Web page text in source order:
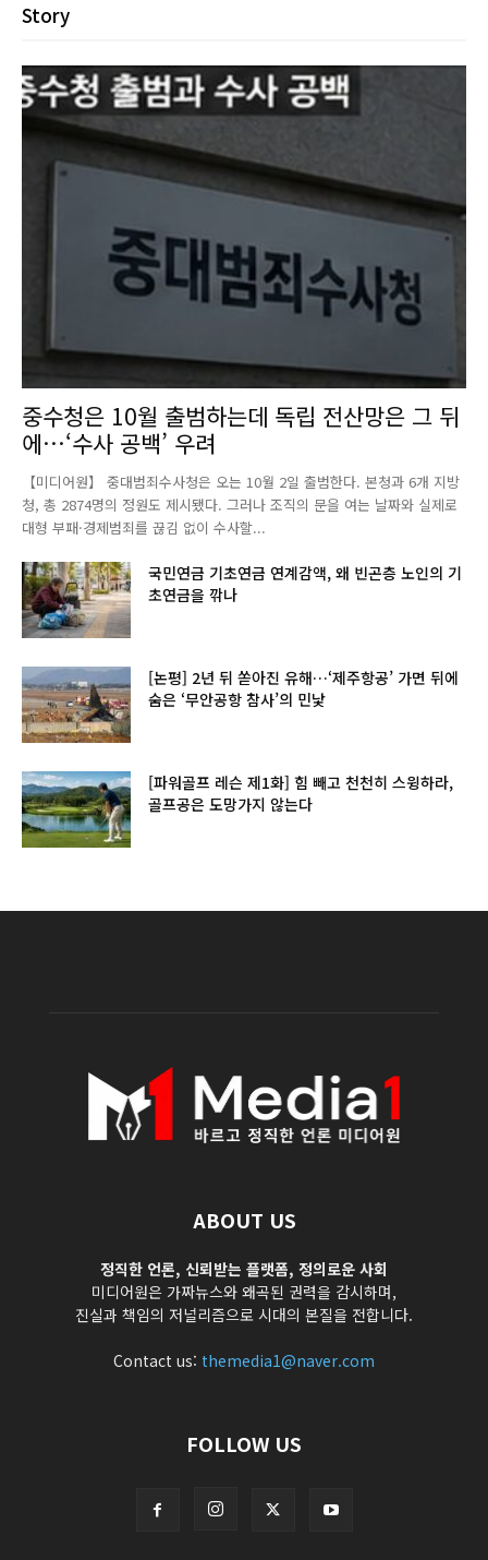
Story
중수청은 10월 출범하는데 독립 전산망은 그 뒤
에…‘수사 공백’ 우려
【미디어원】 중대범죄수사청은 오는 10월 2일 출범한다. 본청과 6개 지방
청, 총 2874명의 정원도 제시됐다. 그러나 조직의 문을 여는 날짜와 실제로
대형 부패·경제범죄를 끊김 없이 수사할...
국민연금 기초연금 연계감액, 왜 빈곤층 노인의 기
초연금을 깎나
[논평] 2년 뒤 쏟아진 유해…‘제주항공’ 가면 뒤에
숨은 ‘무안공항 참사’의 민낯
[파워골프 레슨 제1화] 힘 빼고 천천히 스윙하라,
골프공은 도망가지 않는다
ABOUT US
정직한 언론, 신뢰받는 플랫폼, 정의로운 사회
미디어원은 가짜뉴스와 왜곡된 권력을 감시하며,
진실과 책임의 저널리즘으로 시대의 본질을 전합니다.
Contact us: themedia1@naver.com
FOLLOW US